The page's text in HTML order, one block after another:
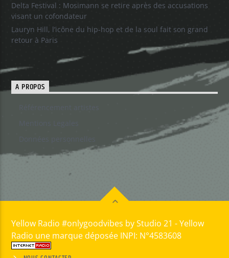
Delta Festival : Mosimann se retire après des accusations
visant un cofondateur
Lauryn Hill, l’icône du hip-hop et de la soul fait son grand
retour à Paris
A PROPOS
Yellow Radio #onlygoodvibes by Studio 21 - Yellow
Radio une marque déposée INPI: N°4583608